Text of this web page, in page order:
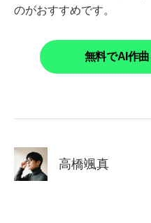
のがおすすめです。
無料でAI作
高橋颯真